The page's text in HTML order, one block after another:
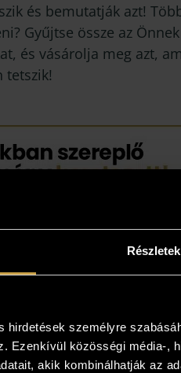
Részletek
hirdetések személyre
Ezenkívül közösségi média-,
akik kombinálhatják az
és bemutatják azt!
Gyűjtse össze az
és vásárolja meg azt,
tetszik!